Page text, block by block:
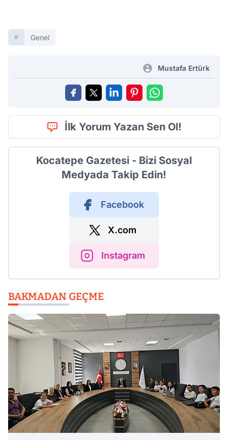
Genel
Mustafa Ertürk
İlk Yorum Yazan Sen Ol!
Kocatepe Gazetesi - Bizi Sosyal
Medyada Takip Edin!
Facebook
X.com
Instagram
BAKMADAN GEÇME